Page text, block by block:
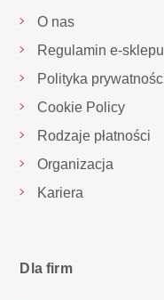
O nas
Regulamin e-sklepu
Polityka
Cookie Policy
Rodzaje płatności
Organizacja
Kariera
Dla firm